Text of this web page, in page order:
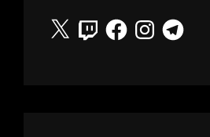
X
TwitchFacebookInstagramTelegram